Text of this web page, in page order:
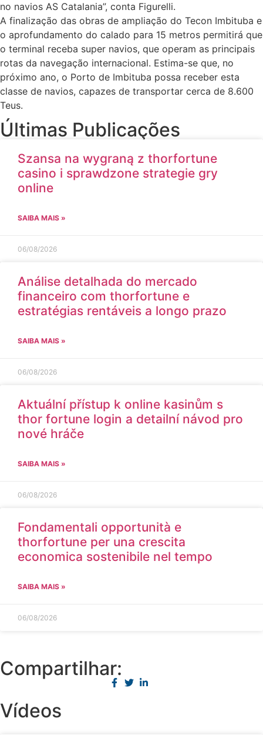
no navios AS Catalania”, conta Figurelli.
A finalização das obras de ampliação do Tecon Imbituba e
o aprofundamento do calado para 15 metros permitirá que
o terminal receba super navios, que operam as principais
rotas da navegação internacional. Estima-se que, no
próximo ano, o Porto de Imbituba possa receber esta
classe de navios, capazes de transportar cerca de 8.600
Teus.
Últimas Publicações
Szansa na wygraną z thorfortune
casino i sprawdzone strategie gry
online
SAIBA MAIS »
06/08/2026
Análise detalhada do mercado
financeiro com thorfortune e
estratégias rentáveis a longo prazo
SAIBA MAIS »
06/08/2026
Aktuální přístup k online kasinům s
thor fortune login a detailní návod pro
nové hráče
SAIBA MAIS »
06/08/2026
Fondamentali opportunità e
thorfortune per una crescita
economica sostenibile nel tempo
SAIBA MAIS »
06/08/2026
Compartilhar:
Vídeos